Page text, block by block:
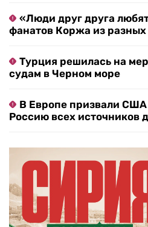
«Люди друг друга
фанатов Коржа из разных
Турция решилась на
судам в Черном море
В Европе призвали
Россию всех источников